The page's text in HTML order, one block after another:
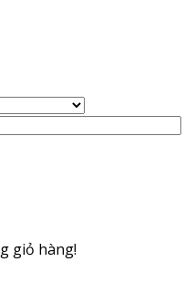
giỏ hàng!